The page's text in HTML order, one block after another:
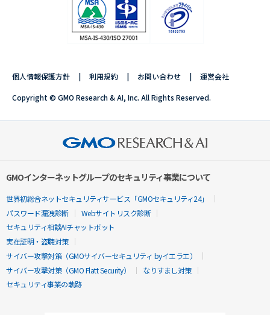
個人情報保護方針 利用規約 お問い合わせ 運営会社
Copyright © GMO Research & AI, Inc. All Rights Reserved.
GMOインターネットグループのセキュリティ事業について
世界初総合ネットセキュリティサービス「GMOセキュリティ24」
パスワード漏洩診断
Webサイトリスク診断
セキュリティ相談AIチャットボット
実在証明・盗聴対策
サイバー攻撃対策（GMOサイバーセキュリティ byイエラエ）
サイバー攻撃対策（GMO Flatt Security）
なりすまし対策
セキュリティ事業の軌跡